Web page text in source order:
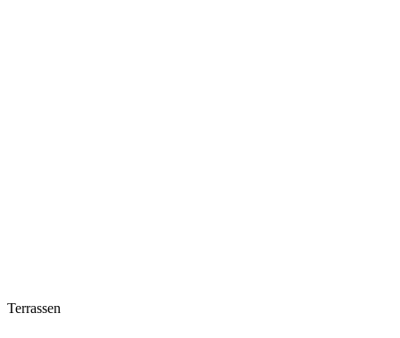
Terrassen